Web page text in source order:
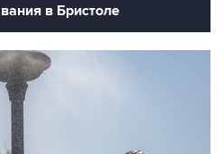
в Бристоле